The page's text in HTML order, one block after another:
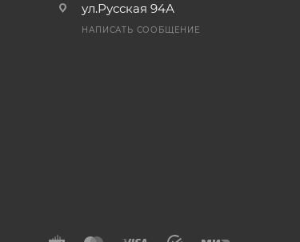
ул.Русская 94А
НАПИСАТЬ СООБЩЕНИЕ